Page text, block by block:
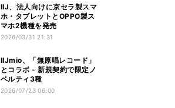
IIJ、法人向けに京セラ製スマ
ホ・タブレットとOPPO製ス
マホ2機種を発売
2026/03/31 21:31
IIJmio、「無原唱レコード」
とコラボ - 新規契約で限定ノ
ベルティ3種
2026/07/23 06:00